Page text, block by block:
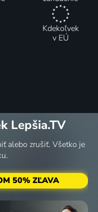
Kdekoľvek
v EÚ
Lepšia.TV
alebo zrušiť. Všetko je
50% ZĽAVA